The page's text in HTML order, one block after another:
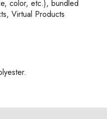
color, etc.), bundled
Virtual Products